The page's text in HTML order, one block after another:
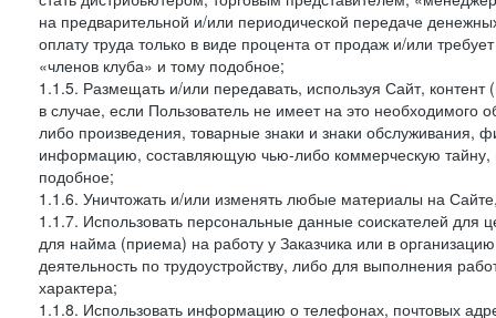
на предварительной и/или периодической передаче
оплату труда только в виде процента от продаж и/или
«членов клуба» и тому подобное;
1.1.5. Размещать и/или передавать, используя Сайт,
в случае, если Пользователь не имеет на это
либо произведения, товарные знаки и знаки
информацию, составляющую чью-либо коммерческую тайну,
подобное;
1.1.6. Уничтожать и/или изменять любые материалы на
1.1.7. Использовать персональные данные соискателей для
для найма (приема) на работу у Заказчика или в
деятельность по трудоустройству, либо для выполнения
характера;
1.1.8. Использовать информацию о телефонах, почтовых